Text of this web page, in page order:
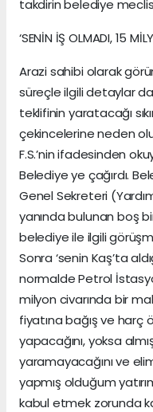
takdirin belediye
‘SENİN İŞ OLMADI, 15
Arazi sahibi olarak
süreçle ilgili detaylar da
teklifinin yaratacağı
çekincelerine neden
F.S.’nin ifadesinden
Belediye ye çağırdı.
Genel Sekreteri
yanında bulunan boş
belediye ile ilgili
Sonra ‘senin Kaş’ta
normalde Petrol
milyon civarında bir
fiyatına bağış ve harç
yapacağını, yoksa
yaramayacağını ve
yapmış olduğum
kabul etmek zorunda